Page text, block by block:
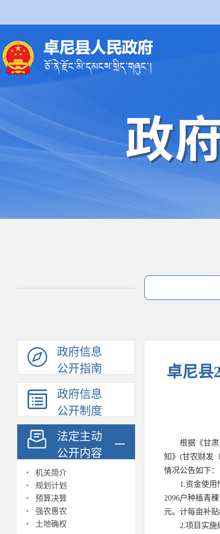
政府信息
公开指南
政府信息
公开制度
法定主动
公开内容
· 机关简介
· 规划计划
· 预算决算
· 强农惠农
· 土地确权
卓尼县
根据《甘
知》(甘农财发
情况公告如下：
1.资金使用
2096户种植青
元。计每亩补
2.项目实